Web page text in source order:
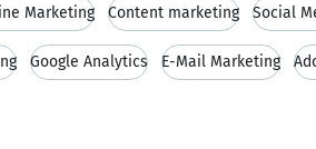
Marketing Content marketing Social
Google Analytics E-Mail Marketing